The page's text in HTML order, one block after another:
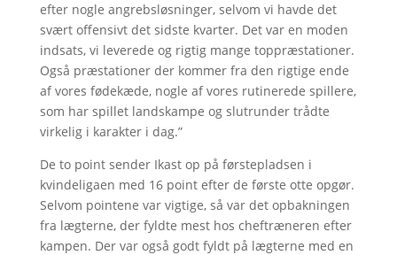
efter nogle angrebsløsninger, selvom vi havde det
svært offensivt det sidste kvarter. Det var en moden
indsats, vi leverede og rigtig mange toppræstationer.
Også præstationer der kommer fra den rigtige ende
af vores fødekæde, nogle af vores rutinerede spillere,
som har spillet landskampe og slutrunder trådte
virkelig i karakter i dag.”
De to point sender Ikast op på førstepladsen i
kvindeligaen med 16 point efter de første otte opgør.
Selvom pointene var vigtige, så var det opbakningen
fra lægterne, der fyldte mest hos cheftræneren efter
kampen. Der var også godt fyldt på lægterne med en